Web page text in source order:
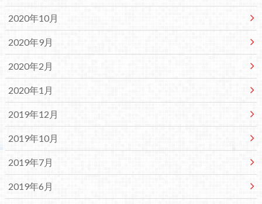
2020年10月
2020年9月
2020年2月
2020年1月
2019年12月
2019年10月
2019年7月
2019年6月